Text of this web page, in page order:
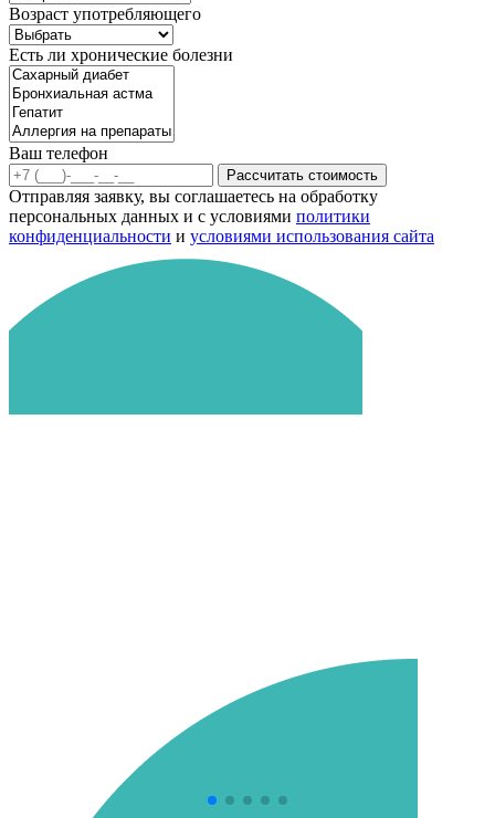
Возраст употребляющего
Есть ли хронические болезни
Ваш телефон
Рассчитать стоимость
Отправляя заявку, вы соглашаетесь на обработку
персональных данных и с условиями политики
конфиденциальности и условиями использования сайта